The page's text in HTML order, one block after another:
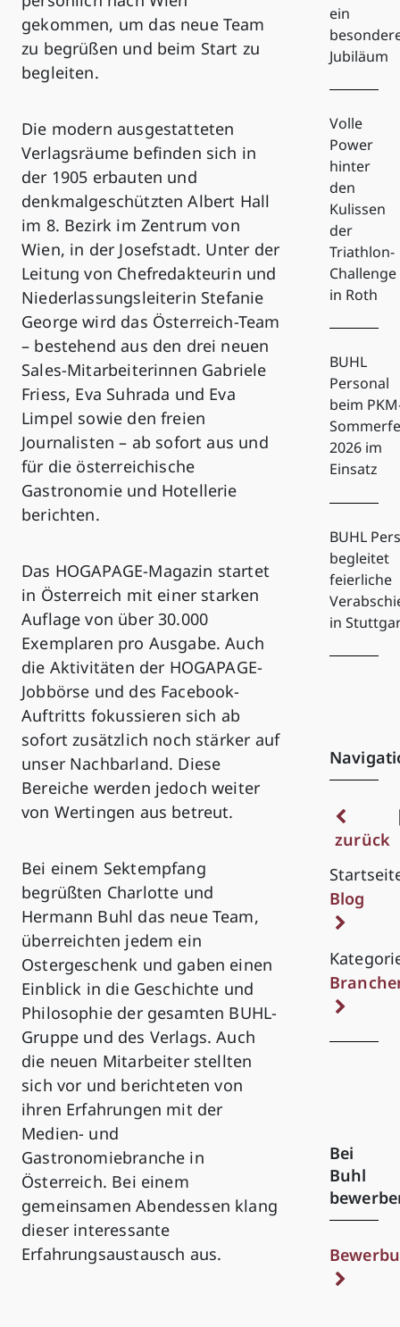
gekommen, um das neue Team
zu begrüßen und beim Start zu
begleiten.
Die modern ausgestatteten
Verlagsräume befinden sich in
der 1905 erbauten und
denkmalgeschützten Albert Hall
im 8. Bezirk im Zentrum von
Wien, in der Josefstadt. Unter der
Leitung von Chefredakteurin und
Niederlassungsleiterin Stefanie
George wird das Österreich-Team
– bestehend aus den drei neuen
Sales-Mitarbeiterinnen Gabriele
Friess, Eva Suhrada und Eva
Limpel sowie den freien
Journalisten – ab sofort aus und
für die österreichische
Gastronomie und Hotellerie
berichten.
Das HOGAPAGE-Magazin startet
in Österreich mit einer starken
Auflage von über 30.000
Exemplaren pro Ausgabe. Auch
die Aktivitäten der HOGAPAGE-
Jobbörse und des Facebook-
Auftritts fokussieren sich ab
sofort zusätzlich noch stärker auf
unser Nachbarland. Diese
Bereiche werden jedoch weiter
von Wertingen aus betreut.
Bei einem Sektempfang
begrüßten Charlotte und
Hermann Buhl das neue Team,
überreichten jedem ein
Ostergeschenk und gaben einen
Einblick in die Geschichte und
Philosophie der gesamten BUHL-
Gruppe und des Verlags. Auch
die neuen Mitarbeiter stellten
sich vor und berichteten von
ihren Erfahrungen mit der
Medien- und
Gastronomiebranche in
Österreich. Bei einem
gemeinsamen Abendessen klang
dieser interessante
Erfahrungsaustausch aus.
ein
Jubiläum
Volle
Power
hinter
den
Kulissen
der
Triathlon-
Challenge
in Roth
BUHL
Personal
beim
2026 im
Einsatz
BUHL
begleitet
feierliche
in
zurück
Blog
Bei
Buhl